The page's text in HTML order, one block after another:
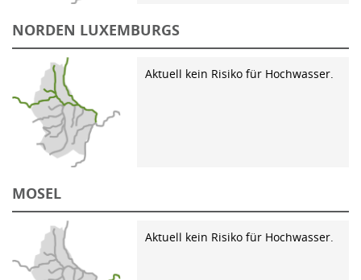
NORDEN LUXEMBURGS
Aktuell kein Risiko für Hochwasser.
MOSEL
Aktuell kein Risiko für Hochwasser.